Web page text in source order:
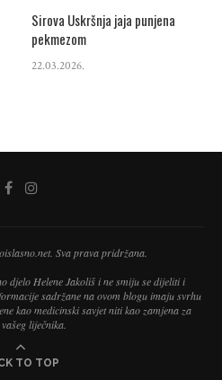
Sirova Uskršnja jaja punjena
pekmezom
22.03.2026.
Sva prava pridržana.
djelo Helene Jakoliš i ne smiju se dijeliti i
sadržane na ovom blogu imaju svrhu
kao medicinski savjet niti kao zamjena za
liječnika.
TO TOP